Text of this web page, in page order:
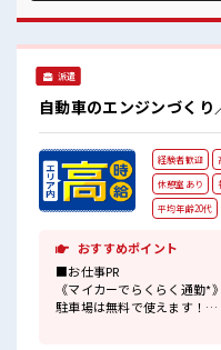
派遣
自動車のエンジンづくり
経験者歓迎
休憩室あり
平均年齢20代
おすすめポイント
■お仕事PR
《マイカーでらくらく通勤*》
駐車場は無料で使えます！
車・バイク・自転車・電車